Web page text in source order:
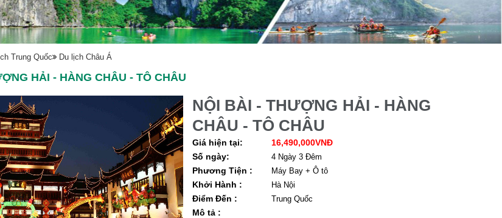
Trung Quốc Du lịch Châu Á
HẢI - HÀNG CHÂU - TÔ CHÂU
NỘI BÀI - THƯỢNG HẢI - HÀNG
CHÂU - TÔ CHÂU
Giá hiện tại:
16,490,000VNĐ
Số ngày:
4 Ngày 3 Đêm
Phương Tiện : Máy Bay + Ô tô
Khởi Hành : Hà Nội
Điểm Đến : Trung Quốc
Mô tả :